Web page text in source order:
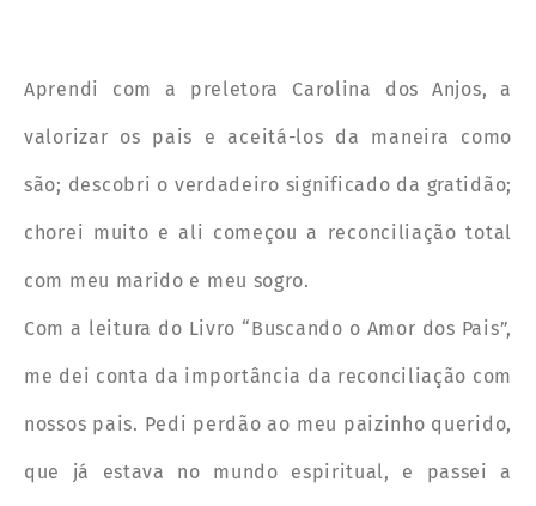
Aprendi com a preletora Carolina dos Anjos, a
valorizar os pais e aceitá-los da maneira como
são; descobri o verdadeiro significado da gratidão;
chorei muito e ali começou a reconciliação total
com meu marido e meu sogro.
Com a leitura do Livro “Buscando o Amor dos Pais”,
me dei conta da importância da reconciliação com
nossos pais. Pedi perdão ao meu paizinho querido,
que já estava no mundo espiritual, e passei a